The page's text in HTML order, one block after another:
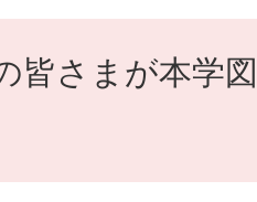
e
ス
タ
皆さまが本学